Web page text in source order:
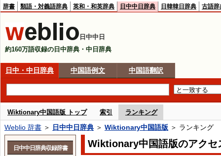
辞書 類語・対義語辞典 英和・和英辞典 日中中日辞典 日韓韓日辞典 古語辞
日中中日
約160万語収録の日中辞典・中日辞典
日中・中日辞典 中国語例文 中国語翻訳
Wiktionary中国語版 トップ 索引 ランキング
Weblio 辞書 ＞ 日中中日辞典 ＞ Wiktionary中国語版 ＞ ランキング
Wiktionary中国語版のアクセ
日中中日辞典収録辞書